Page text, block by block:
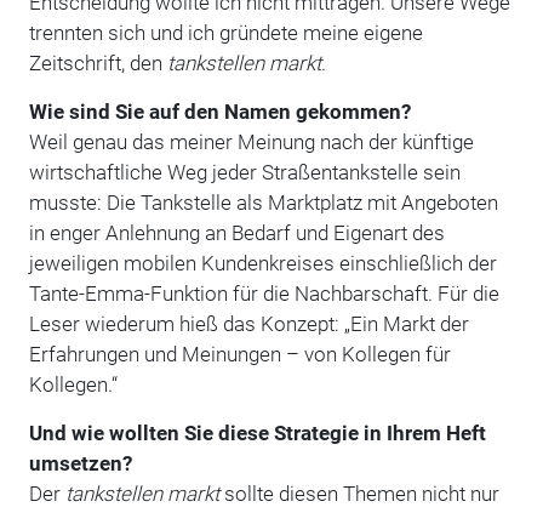
trennten sich und ich gründete meine eigene
Zeitschrift, den tankstellen markt.
Wie sind Sie auf den Namen gekommen?
Weil genau das meiner Meinung nach der künftige
wirtschaftliche Weg jeder Straßentankstelle sein
musste: Die Tankstelle als Marktplatz mit Angeboten
in enger Anlehnung an Bedarf und Eigenart des
jeweiligen mobilen Kundenkreises einschließlich der
Tante-Emma-Funktion für die Nachbarschaft. Für die
Leser wiederum hieß das Konzept: „Ein Markt der
Erfahrungen und Meinungen – von Kollegen für
Kollegen.“
Und wie wollten Sie diese Strategie in Ihrem Heft
um­setzen?
Der tankstellen marktsollte diesen Themen nicht nur